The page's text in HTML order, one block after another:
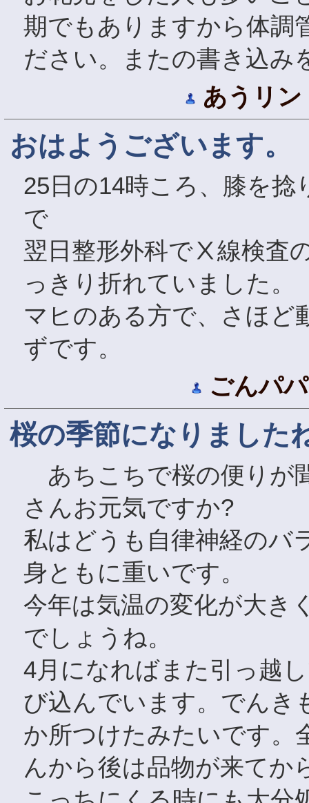
期でもありますから体調
ださい。またの書き込み
あうリン
おはようございます。
25日の14時ころ、膝を
で
翌日整形外科でⅩ線検査
っきり折れていました。
マヒのある方で、さほど
ずです。
ごんパパ
桜の季節になりました
あちこちで桜の便りが
さんお元気ですか?
私はどうも自律神経のバ
身ともに重いです。
今年は気温の変化が大き
でしょうね。
4月になればまた引っ越
び込んでいます。でんき
か所つけたみたいです。
んから後は品物が来てか